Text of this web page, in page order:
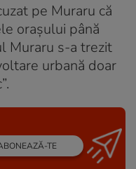
pe Muraru că
orașului până
Muraru s-a trezit
urbană doar
TE